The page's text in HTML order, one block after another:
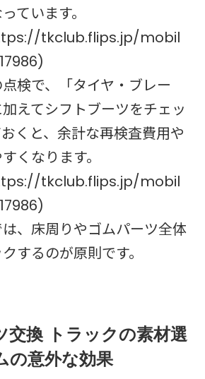
ています。
tkclub.flips.jp/mobil
検で、「タイヤ・ブレー
えてシフトブーツをチェッ
くと、余計な再検査費用や
くなります。
tkclub.flips.jp/mobil
、床周りやゴムパーツ全体
するのが原則です。
交換 トラックの素材選
の意外な効果